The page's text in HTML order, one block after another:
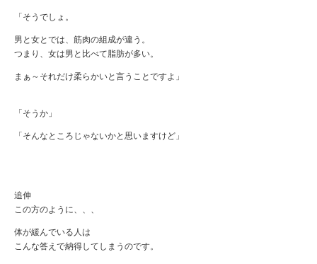
「そうでしょ。
男と女とでは、筋肉の組成が違う。
つまり、女は男と比べて脂肪が多い。
まぁ～それだけ柔らかいと言うことですよ」
「そうか」
「そんなところじゃないかと思いますけど」
追伸
この方のように、、、
体が緩んでいる人は
こんな答えで納得してしまうのです。